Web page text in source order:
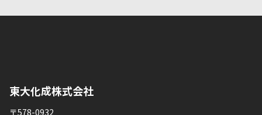
東大化成株式会社
〒578-0932